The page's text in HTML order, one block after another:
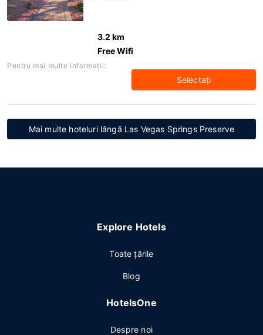
3.2 km
Free Wifi
Pentru mai multe informaţii:
Selectaţi
Mai multe hoteluri lângă Las Vegas Springs Preserve
Explore Hotels
Toate ţările
Blog
HotelsOne
Despre noi